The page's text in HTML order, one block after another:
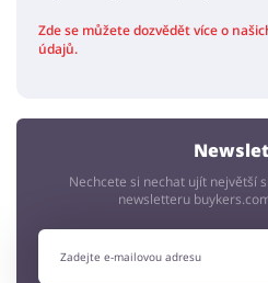
Zde se můžete dozvědět více o
údajů.
Nechcete si nechat ujít největší
newsletteru